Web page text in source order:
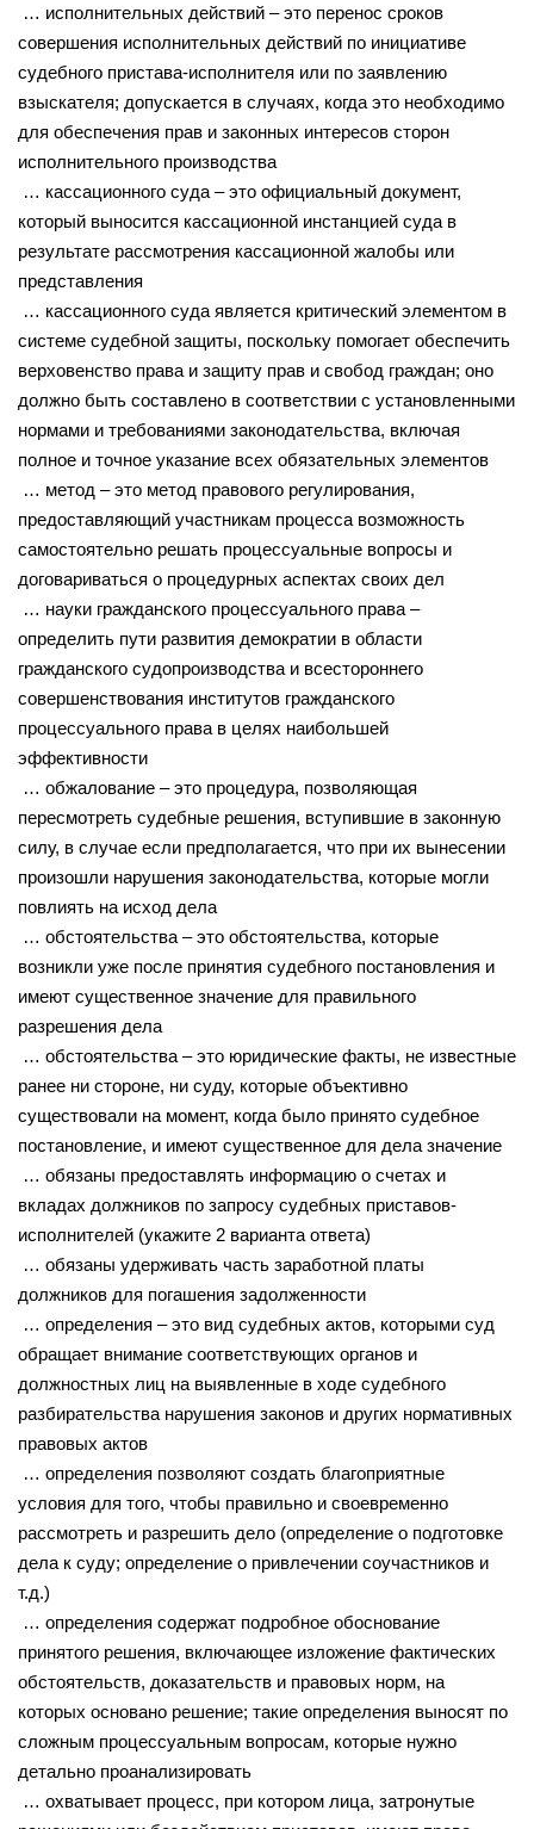
… исполнительных действий – это перенос сроков
совершения исполнительных действий по инициативе
судебного пристава-исполнителя или по заявлению
взыскателя; допускается в случаях, когда это необходимо
для обеспечения прав и законных интересов сторон
исполнительного производства
… кассационного суда – это официальный документ,
который выносится кассационной инстанцией суда в
результате рассмотрения кассационной жалобы или
представления
… кассационного суда является критический элементом в
системе судебной защиты, поскольку помогает обеспечить
верховенство права и защиту прав и свобод граждан; оно
должно быть составлено в соответствии с установленными
нормами и требованиями законодательства, включая
полное и точное указание всех обязательных элементов
… метод – это метод правового регулирования,
предоставляющий участникам процесса возможность
самостоятельно решать процессуальные вопросы и
договариваться о процедурных аспектах своих дел
… науки гражданского процессуального права –
определить пути развития демократии в области
гражданского судопроизводства и всестороннего
совершенствования институтов гражданского
процессуального права в целях наибольшей
эффективности
… обжалование – это процедура, позволяющая
пересмотреть судебные решения, вступившие в законную
силу, в случае если предполагается, что при их вынесении
произошли нарушения законодательства, которые могли
повлиять на исход дела
… обстоятельства – это обстоятельства, которые
возникли уже после принятия судебного постановления и
имеют существенное значение для правильного
разрешения дела
… обстоятельства – это юридические факты, не известные
ранее ни стороне, ни суду, которые объективно
существовали на момент, когда было принято судебное
постановление, и имеют существенное для дела значение
… обязаны предоставлять информацию о счетах и
вкладах должников по запросу судебных приставов-
исполнителей (укажите 2 варианта ответа)
… обязаны удерживать часть заработной платы
должников для погашения задолженности
… определения – это вид судебных актов, которыми суд
обращает внимание соответствующих органов и
должностных лиц на выявленные в ходе судебного
разбирательства нарушения законов и других нормативных
правовых актов
… определения позволяют создать благоприятные
условия для того, чтобы правильно и своевременно
рассмотреть и разрешить дело (определение о подготовке
дела к суду; определение о привлечении соучастников и
т.д.)
… определения содержат подробное обоснование
принятого решения, включающее изложение фактических
обстоятельств, доказательств и правовых норм, на
которых основано решение; такие определения выносят по
сложным процессуальным вопросам, которые нужно
детально проанализировать
… охватывает процесс, при котором лица, затронутые